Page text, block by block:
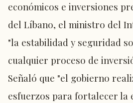
económicos e inversiones
del Líbano, el ministro del
"la estabilidad y seguridad
cualquier proceso de
Señaló que "el gobierno
esfuerzos para fortalecer la